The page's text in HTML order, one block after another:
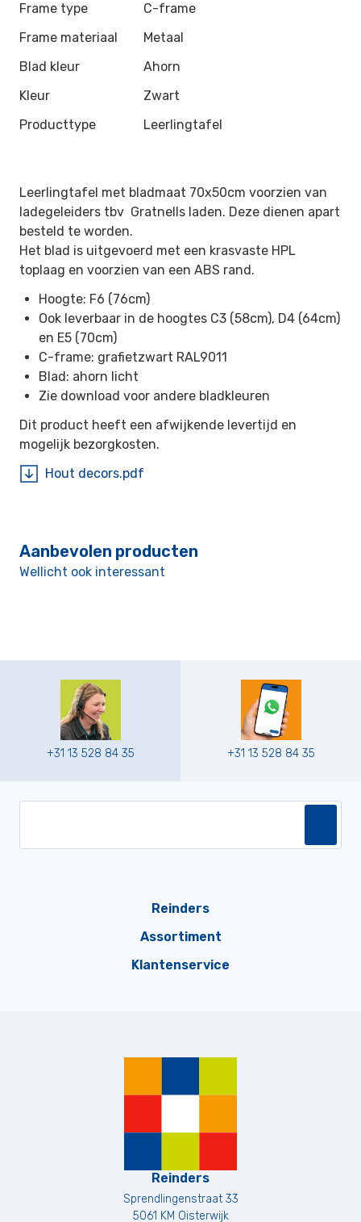
Frame type
C-frame
Frame materiaal
Metaal
Blad kleur
Ahorn
Kleur
Zwart
Producttype
Leerlingtafel
Leerlingtafel met bladmaat 70x50cm voorzien van
ladegeleiders tbv Gratnells laden. Deze dienen apart
besteld te worden.
Het blad is uitgevoerd met een krasvaste HPL
toplaag en voorzien van een ABS rand.
Hoogte: F6 (76cm)
Ook leverbaar in de hoogtes C3 (58cm), D4 (64cm)
en E5 (70cm)
C-frame: grafietzwart RAL9011
Blad: ahorn licht
Zie download voor andere bladkleuren
Dit product heeft een afwijkende levertijd en
mogelijk bezorgkosten.
Hout decors.pdf
Aanbevolen producten
Wellicht ook interessant
+31 13 528 84 35 +31 13 528 84 35
Reinders
Assortiment
Klantenservice
Reinders
Sprendlingenstraat 33
5061 KM Oisterwijk